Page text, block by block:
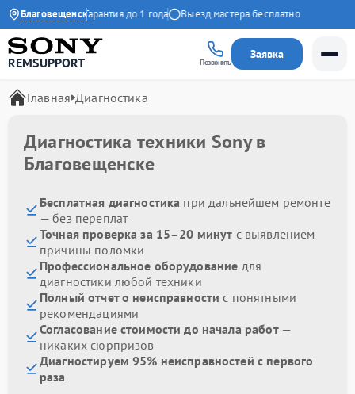
Благовещенск
до 21:00 Гарантия до 1 года Выезд мастера бесплатно
REMSUPPORT Позвонить
Заявка
Главная Диагностика
Диагностика техники Sony в
Благовещенске
Бесплатная диагностика при дальнейшем ремонте
— без переплат
Точная проверка за 15–20 минут с выявлением
причины поломки
Профессиональное оборудование для
диагностики любой техники
Полный отчет о неисправности с понятными
рекомендациями
Согласование стоимости до начала работ—
никаких сюрпризов
Диагностируем 95% неисправностей с первого
раза